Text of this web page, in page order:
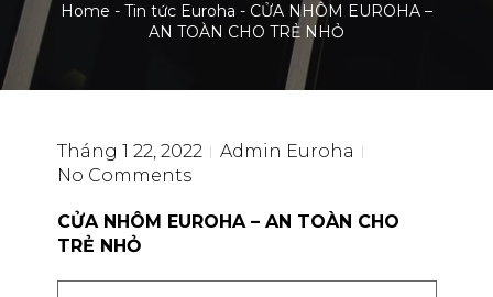
Home - Tin tức Euroha - CỬA NHÔM EUROHA –
AN TOÀN CHO TRẺ NHỎ
Tháng 1 22, 2022
Admin Euroha
No Comments
CỬA NHÔM EUROHA – AN TOÀN CHO
TRẺ NHỎ